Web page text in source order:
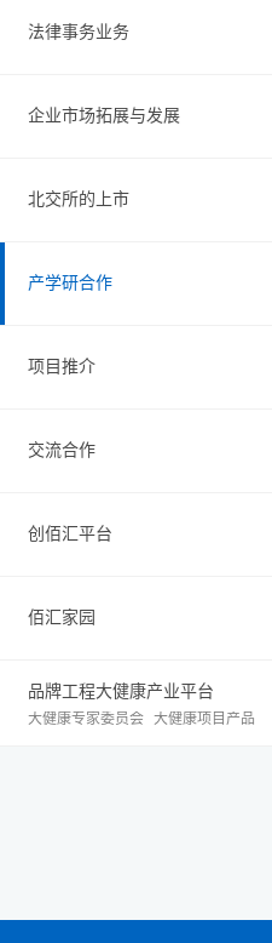
法律事务业务
企业市场拓展与发展
北交所的上市
产学研合作
项目推介
交流合作
创佰汇平台
佰汇家园
品牌工程大健康产业平台
大健康专家委员会 大健康项目产品